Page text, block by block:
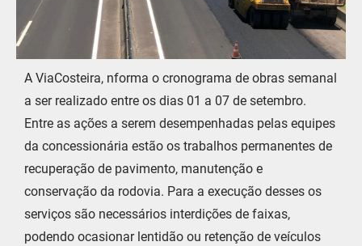
A ViaCosteira, nforma o cronograma de obras semanal
a ser realizado entre os dias 01 a 07 de setembro.
Entre as ações a serem desempenhadas pelas equipes
da concessionária estão os trabalhos permanentes de
recuperação de pavimento, manutenção e
conservação da rodovia. Para a execução desses os
serviços são necessários interdições de faixas,
podendo ocasionar lentidão ou retenção de veículos